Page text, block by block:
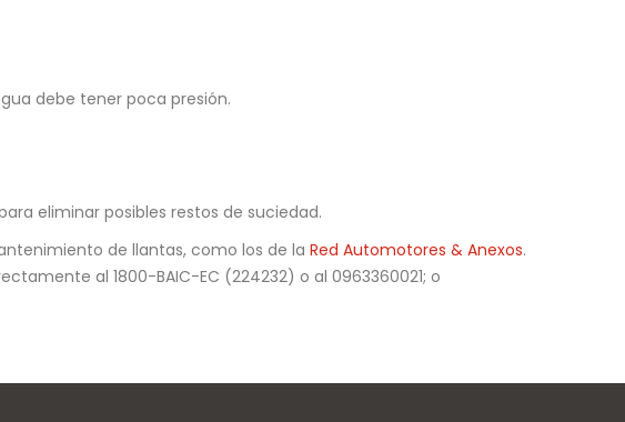
debe tener poca presión.
eliminar posibles restos de suciedad.
de llantas, como los de la Red Automotores & Anexos.
al 1800-BAIC-EC (224232) o al 0963360021; o